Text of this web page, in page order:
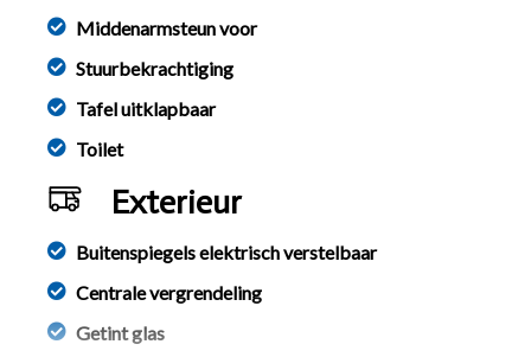
Middenarmsteun voor
Stuurbekrachtiging
Tafel uitklapbaar
Toilet
Exterieur
Buitenspiegels elektrisch verstelbaar
Centrale vergrendeling
Getint glas